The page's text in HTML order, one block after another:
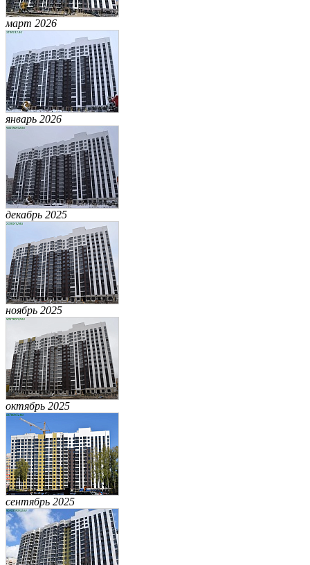
март 2026
январь 2026
декабрь 2025
ноябрь 2025
октябрь 2025
сентябрь 2025